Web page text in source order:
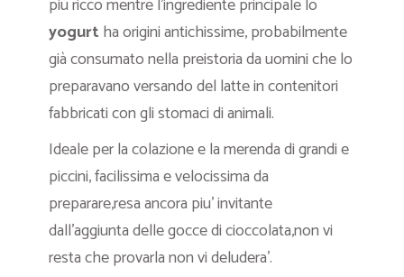
più ricco mentre l’ingrediente principale lo
yogurt ha origini antichissime, probabilmente
già consumato nella preistoria da uomini che lo
preparavano versando del latte in contenitori
fabbricati con gli stomaci di animali.
Ideale per la colazione e la merenda di grandi e
piccini, facilissima e velocissima da
preparare,resa ancora piu’ invitante
dall’aggiunta delle gocce di cioccolata,non vi
resta che provarla non vi deludera’.